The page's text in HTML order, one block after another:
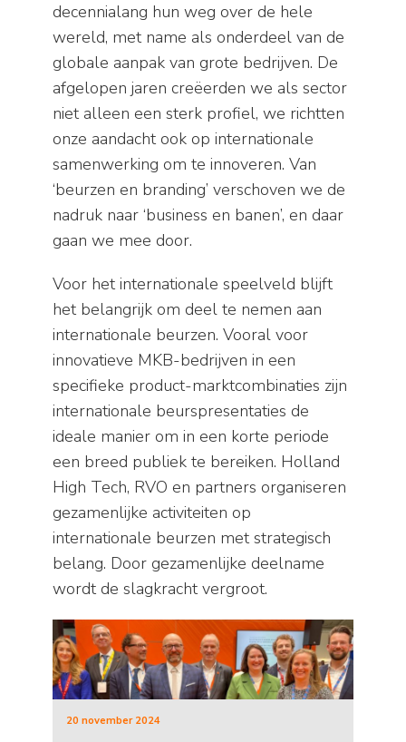
decennialang hun weg over de hele
wereld, met name als onderdeel van de
globale aanpak van grote bedrijven. De
afgelopen jaren creëerden we als sector
niet alleen een sterk profiel, we richtten
onze aandacht ook op internationale
samenwerking om te innoveren. Van
‘beurzen en branding’ verschoven we de
nadruk naar ‘business en banen’, en daar
gaan we mee door.
Voor het internationale speelveld blijft
het belangrijk om deel te nemen aan
internationale beurzen. Vooral voor
innovatieve MKB-bedrijven in een
specifieke product-marktcombinaties zijn
internationale beurspresentaties de
ideale manier om in een korte periode
een breed publiek te bereiken. Holland
High Tech, RVO en partners organiseren
gezamenlijke activiteiten op
internationale beurzen met strategisch
belang. Door gezamenlijke deelname
wordt de slagkracht vergroot.
20 november 2024